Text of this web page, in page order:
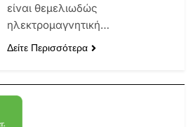
είναι θεμελιωδώς
ηλεκτρομαγνητική…
Δείτε Περισσότερα